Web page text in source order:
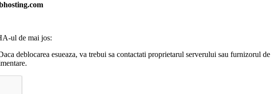
ul de mai jos:
deblocarea esueaza, va trebui sa contactati proprietarul serverului sau furnizorul de